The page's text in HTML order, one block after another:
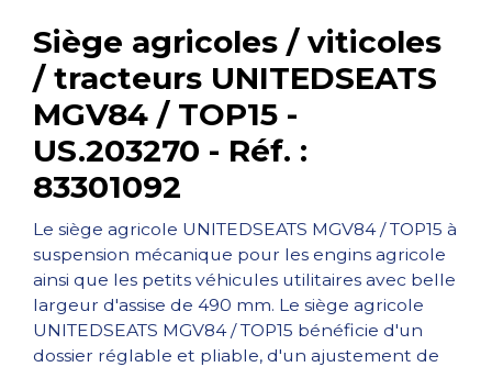
Siège agricoles / viticoles
/ tracteurs UNITEDSEATS
MGV84 / TOP15 -
US.203270 - Réf. :
83301092
Le siège agricole UNITEDSEATS MGV84 / TOP15 à
suspension mécanique pour les engins agricole
ainsi que les petits véhicules utilitaires avec belle
largeur d'assise de 490 mm. Le siège agricole
UNITEDSEATS MGV84 / TOP15 bénéficie d'un
dossier réglable et pliable, d'un ajustement de